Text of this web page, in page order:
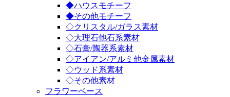
◆ハウスモチーフ
◆その他モチーフ
◇クリスタル/ガラス素材
◇大理石他石系素材
◇石膏/陶器系素材
◇アイアン/アルミ他金属素材
◇ウッド系素材
◇その他素材
フラワーベース